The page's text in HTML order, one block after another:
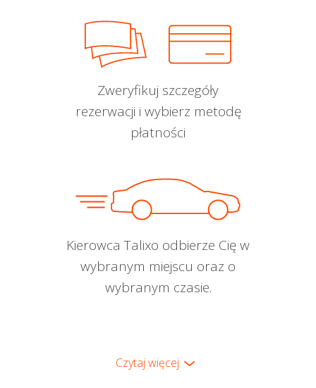
Zweryfikuj szczegóły
rezerwacji i wybierz metodę
płatności
Kierowca Talixo odbierze Cię w
wybranym miejscu oraz o
wybranym czasie.
Czytaj więcej